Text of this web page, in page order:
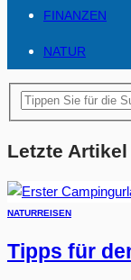
FINANZEN
NATUR
Letzte Artikel
NATURREISEN
Tipps für